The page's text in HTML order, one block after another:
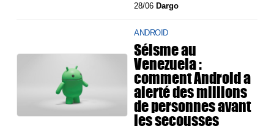
28/06 Dargo
ANDROID
Séisme au
Venezuela :
comment Android a
alerté des millions
de personnes avant
les secousses